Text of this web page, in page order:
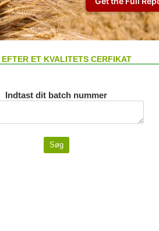
ET KVALITETS CERFIKAT
Indtast dit batch nummer